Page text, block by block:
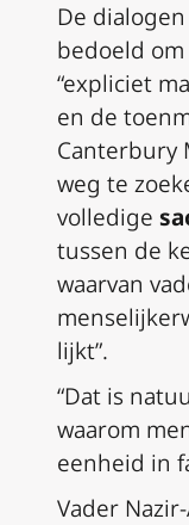
De
bedoeld
“expliciet
en de
Canterbury
weg te
volledige
tussen de
waarvan
lijkt”.
“Dat is
waarom
eenheid in
Vader